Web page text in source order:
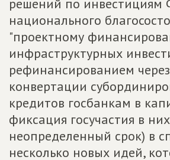
решений по инвестициям
национального
"проектному
инфраструктурных
рефинансированием
конвертации
кредитов госбанкам в
фиксация госучастия в
неопределенный срок) в
несколько новых идей,